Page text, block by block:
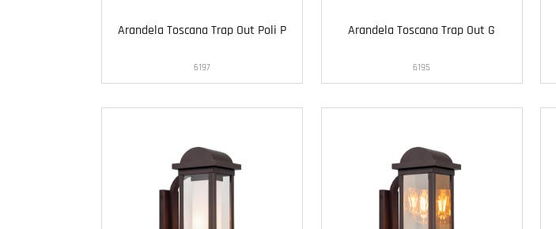
Arandela Toscana Trap Out Poli P
6197
Arandela Toscana Trap Out G
6195